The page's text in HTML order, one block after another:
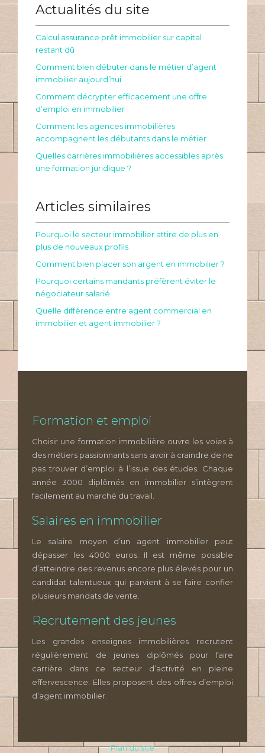
Actualités du site
Calcul assurance prêt immobilier sur capital
restant dû
Comment bien débuter dans le métier d’agent
immobilier aujourd’hui
Comment décrypter efficacement une offre
d’emploi en immobilier
Comment les agences immobilières
accompagnent les débutants dans le métier
Quelles carrières immobilières accessibles après
une formation juridique ?
Articles similaires
Pourquoi le secteur immobilier attire de plus en
plus de nouveaux profils
Comment bien placer son argent en immobilier ?
Pourquoi certains mandants préfèrent éviter le
négociateur salarié
Quelle différence entre agent commercial en
immobilier et agent immobilier ?
Formation et emploi
Choisir une formation immobilière ouvre les voies à
des métiers passionnants sans avoir à craindre de ne
pas trouver d’emploi à l’issue des études. Chaque
année 3000 diplômés en immobilier s’intègrent
facilement au marché du travail.
Salaires en immobilier
Le salaire moyen d’un agent immobilier peut
dépasser les 4000 euros. Il est même possible
d’atteindre des revenus encore plus élevés pour un
candidat talentueux qui parvient à se faire confier
plusieurs mandats de vente.
Recrutement des jeunes
Les grandes enseignes immobilières recrutent
régulièrement de jeunes diplômés pour faire
carrière dans ce secteur d’activité en pleine
effervescence. Elles proposent des offres d’emploi
d’agent immobilier.
Plan du site